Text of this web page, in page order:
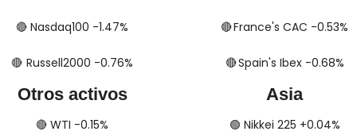
🔴 ​​​​ Nasdaq100 -1.47%
🔴 ​​​  Russell2000 -0.76%
Otros activos
🔴 ​​​​ WTI -0.15%
🔴​​​​  France's CAC -0.53%
🔴​​​​​​​​  Spain's Ibex -0.68%
Asia
🟢 ​​​​ Nikkei 225 +0.04%